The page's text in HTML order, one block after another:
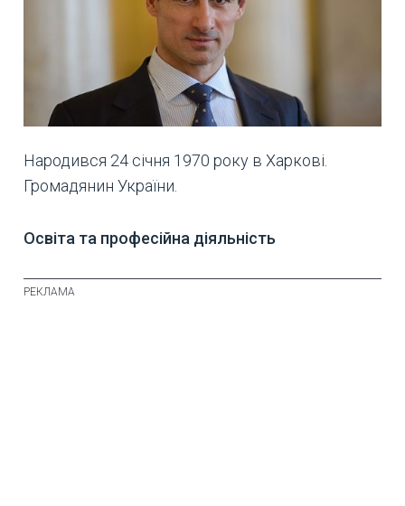
Народився 24 січня 1970 року в Харкові.
Громадянин України.
Освіта та професійна діяльність